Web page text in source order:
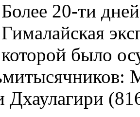
Более 20-ти
Гималайская
которой было
Дхаулагири